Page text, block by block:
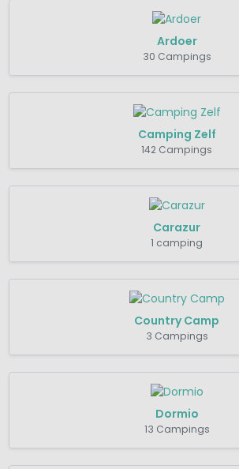
Ardoer
30 Campings
Camping Zelf
142 Campings
Carazur
1 camping
Country Camp
3 Campings
Dormio
13 Campings